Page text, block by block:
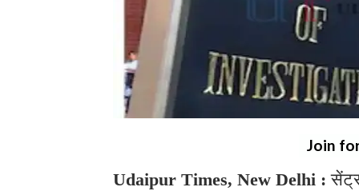
Join
Udaipur Times, New Delhi :